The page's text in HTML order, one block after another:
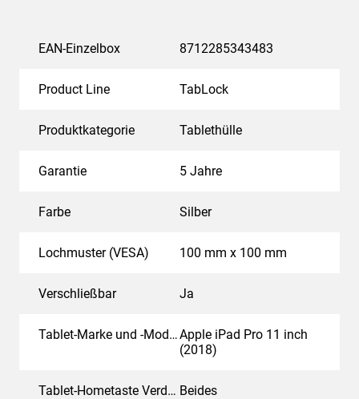
EAN-Einzelbox 8712285343483
Product Line TabLock
Produktkategorie Tablethülle
Garantie 5 Jahre
Farbe Silber
Lochmuster (VESA) 100 mm x 100 mm
Verschließbar Ja
Tablet-Marke und -Modell(e)Apple iPad Pro 11 inch
(2018)
Tablet-Hometaste Verdeckt oder Zugänglich Beides